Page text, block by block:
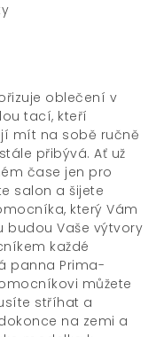
oblečení v
tací, kteří
mít na sobě ručně
přibývá. Ať už
čase jen pro
salon a šijete
který Vám
budou Vaše výtvory
každé
panna Prima-
můžete
stříhat a
na zemi a